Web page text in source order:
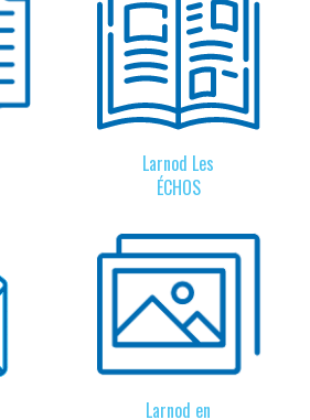
Larnod Les
ÉCHOS
Larnod en